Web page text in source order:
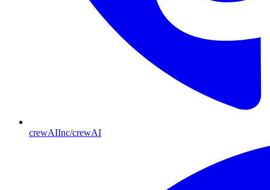
crewAIInc/crewAI